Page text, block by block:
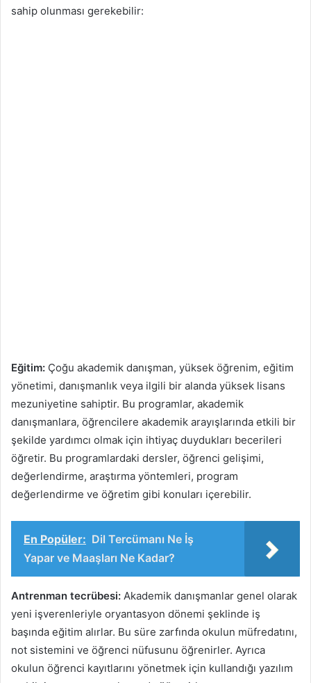
sahip olunması gerekebilir:
Eğitim: Çoğu akademik danışman, yüksek öğrenim, eğitim
yönetimi, danışmanlık veya ilgili bir alanda yüksek lisans
mezuniyetine sahiptir. Bu programlar, akademik
danışmanlara, öğrencilere akademik arayışlarında etkili bir
şekilde yardımcı olmak için ihtiyaç duydukları becerileri
öğretir. Bu programlardaki dersler, öğrenci gelişimi,
değerlendirme, araştırma yöntemleri, program
değerlendirme ve öğretim gibi konuları içerebilir.
En Popüler: Dil Tercümanı Ne İş
Yapar ve Maaşları Ne Kadar?
Antrenman tecrübesi: Akademik danışmanlar genel olarak
yeni işverenleriyle oryantasyon dönemi şeklinde iş
başında eğitim alırlar. Bu süre zarfında okulun müfredatını,
not sistemini ve öğrenci nüfusunu öğrenirler. Ayrıca
okulun öğrenci kayıtlarını yönetmek için kullandığı yazılım